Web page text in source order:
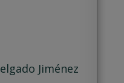
Jiménez